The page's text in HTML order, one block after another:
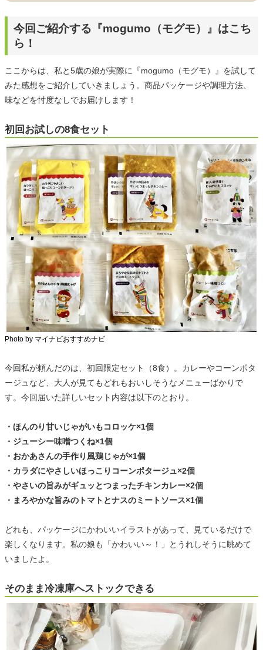
今回ご紹介する『mogumo（モグモ）』はこち
ら！
ここからは、私と5歳の娘が実際に『mogumo（モグモ）』を試して
みた感想をご紹介していきましょう。商品パッケージや調理方法、
味などを忖度なしでお届けします！
初回お試しの8食セット
Photo by マイナビおすすめナビ
今回私が頼んだのは、初回限定セット（8食）。カレーやコーンポタ
ージュなど、大人が見てもどれもおいしそうなメニューばかりで
す。今回届いた詳しいセット内容は以下のとおり。
・ほんのり甘いじゃがいもコロッケ×1個
・ジューシー味噌つくね×1個
・おかあさんの手作り風鶏じゃが×1個
・カラダにやさしいほっこりコーンポタージュ×2個
・やさいの旨みがギュッとつまったチキンカレー×2個
・まろやかな旨みのトマトとナスのミートソース×1個
どれも、パッケージにかわいいイラストがあって、見ているだけで
楽しくなります。私の娘も「かわいい～！」とうれしそうに眺めて
いましたよ。
そのまま冷凍庫へストックできる